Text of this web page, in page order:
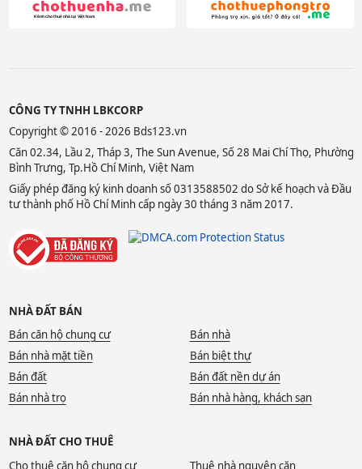
CÔNG TY TNHH LBKCORP
Copyright © 2016 - 2026 Bds123.vn
Căn 02.34, Lầu 2, Tháp 3, The Sun Avenue, Số 28 Mai Chí Thọ, Phường
Bình Trưng, Tp.Hồ Chí Minh, Việt Nam
Giấy phép đăng ký kinh doanh số 0313588502 do Sở kế hoạch và Đầu
tư thành phố Hồ Chí Minh cấp ngày 30 tháng 3 năm 2017.
NHÀ ĐẤT BÁN
Bán căn hộ chung cư
Bán nhà
Bán nhà mặt tiền
Bán biệt thự
Bán đất
Bán đất nền dự án
Bán nhà trọ
Bán nhà hàng, khách sạn
NHÀ ĐẤT CHO THUÊ
Cho thuê căn hộ chung cư
Thuê nhà nguyên căn